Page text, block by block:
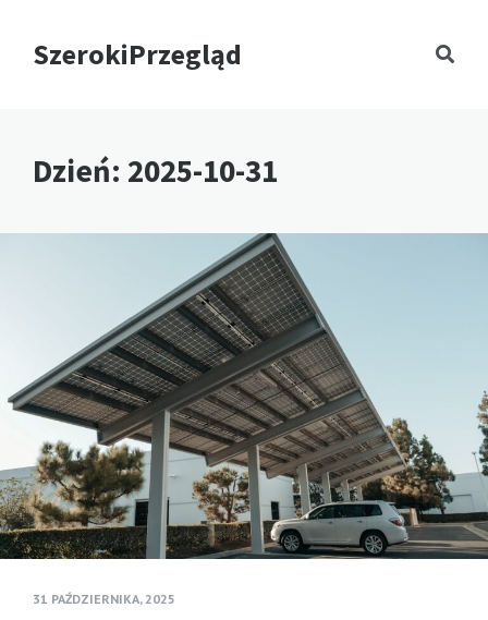
SzerokiPrzegląd
Dzień: 2025-10-31
31 PAŹDZIERNIKA, 2025